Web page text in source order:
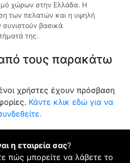
χώρων στην Ελλάδα. Η
των πελατών και η υψηλή
βασικά
της.
τους παρακάτω
χρήστες έχουν πρόσβαση
Κάντε κλικ εδώ για να
η εταιρεία σας?
πώς μπορείτε να λάβετε το